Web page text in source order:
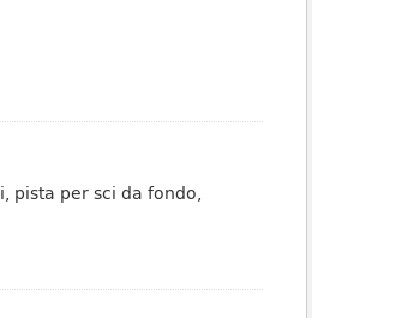
pista per sci da fondo,